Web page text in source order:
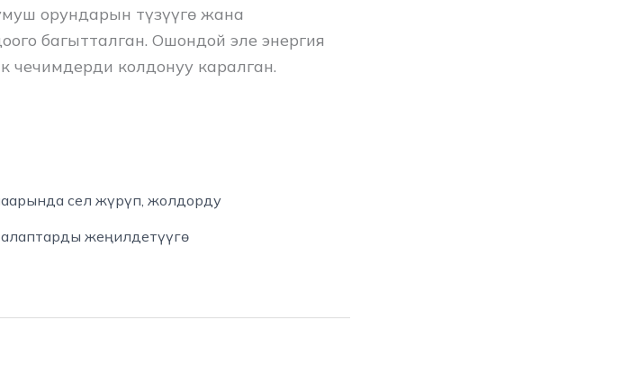
орундарын түзүүгө жана
багытталган. Ошондой эле энергия
чечимдерди колдонуу каралган.
сел жүрүп, жолдорду
жеңилдетүүгө